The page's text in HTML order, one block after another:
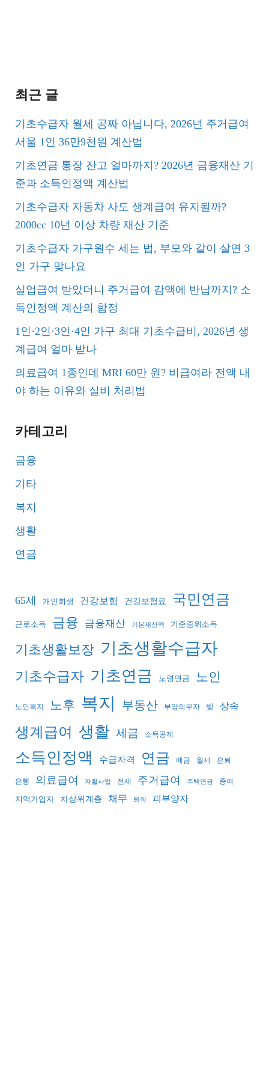
최근 글
기초수급자 월세 공짜 아닙니다, 2026년 주거급여
서울 1인 36만9천원 계산법
기초연금 통장 잔고 얼마까지? 2026년 금융재산 기
준과 소득인정액 계산법
기초수급자 자동차 사도 생계급여 유지될까?
2000cc 10년 이상 차량 재산 기준
기초수급자 가구원수 세는 법, 부모와 같이 살면 3
인 가구 맞나요
실업급여 받았더니 주거급여 감액에 반납까지? 소
득인정액 계산의 함정
1인·2인·3인·4인 가구 최대 기초수급비, 2026년 생
계급여 얼마 받나
의료급여 1종인데 MRI 60만 원? 비급여라 전액 내
야 하는 이유와 실비 처리법
카테고리
금융
기타
복지
생활
연금
65세 개인회생 건강보험 건강보험료 국민연금
근로소득 금융 금융재산 기본재산액 기준중위소득
기초생활보장 기초생활수급자
기초수급자 기초연금 노령연금 노인
노인복지 노후 복지 부동산 부양의무자 빚 상속
생계급여 생활 세금 소득공제
소득인정액 수급자격 연금 예금 월세 은퇴
은행 의료급여 자활사업 전세 주거급여 주택연금 증여
지역가입자 차상위계층 채무 퇴직 피부양자